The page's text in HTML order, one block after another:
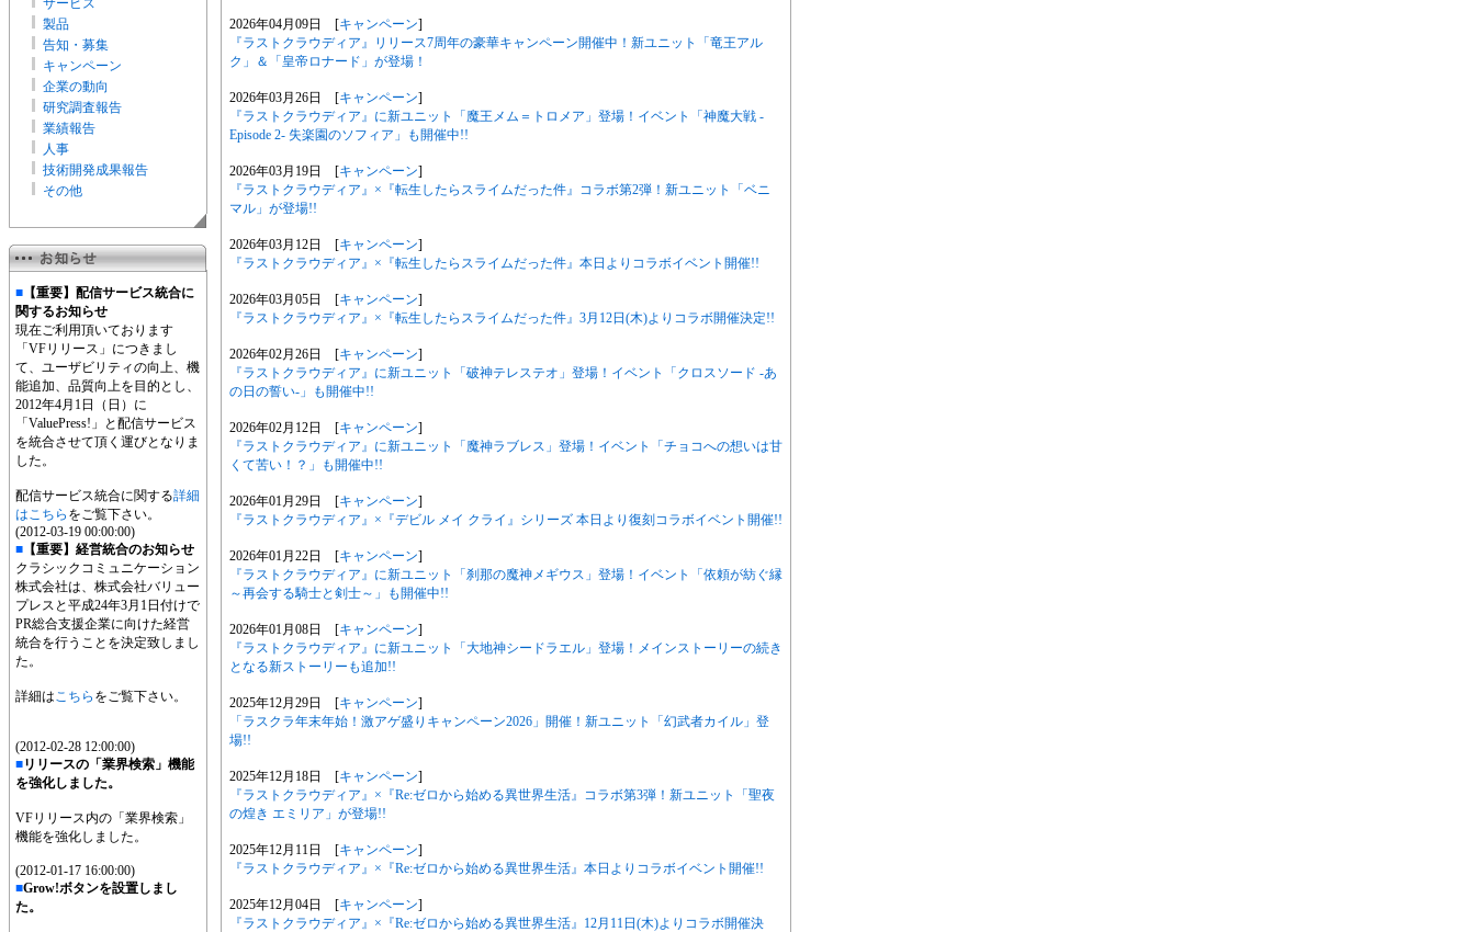
サービス
製品
告知・募集
キャンペーン
企業の動向
研究調査報告
業績報告
人事
技術開発成果報告
その他
■ 【重要】配信サービス統合に
関するお知らせ
現在ご利用頂いております
「VFリリース」につきまし
て、ユーザビリティの向上、機
能追加、品質向上を目的とし、
2012年4月1日（日）に
「ValuePress!」と配信サービス
を統合させて頂く運びとなりま
した。
配信サービス統合に関する詳細
はこちら をご覧下さい。
(2012-03-19 00:00:00)
■ 【重要】経営統合のお知らせ
クラシックコミュニケーション
株式会社は、株式会社バリュー
プレスと平成24年3月1日付けで
PR総合支援企業に向けた経営
統合を行うことを決定致しまし
た。
詳細はこちら をご覧下さい。
(2012-02-28 12:00:00)
■リリースの「業界検索」機能
を強化しました。
VFリリース内の「業界検索」
機能を強化しました。
(2012-01-17 16:00:00)
■Grow!ボタンを設置しまし
た。
2026年04月09日 [キャンペーン]
『ラストクラウディア』リリース7周年の豪華キャンペーン開催中！新ユニット「竜王アル
ク」＆「皇帝ロナード」が登場！
2026年03月26日 [キャンペーン]
『ラストクラウディア』に新ユニット「魔王メム＝トロメア」登場！イベント「神魔大戦 -
Episode 2- 失楽園のソフィア」も開催中!!
2026年03月19日 [キャンペーン]
『ラストクラウディア』×『転生したらスライムだった件』コラボ第2弾！新ユニット「ベニ
マル」が登場!!
2026年03月12日 [キャンペーン]
『ラストクラウディア』×『転生したらスライムだった件』本日よりコラボイベント開催!!
2026年03月05日 [キャンペーン]
『ラストクラウディア』×『転生したらスライムだった件』3月12日(木)よりコラボ開催決定!!
2026年02月26日 [キャンペーン]
『ラストクラウディア』に新ユニット「破神テレステオ」登場！イベント「クロスソード -あ
の日の誓い-」も開催中!!
2026年02月12日 [キャンペーン]
『ラストクラウディア』に新ユニット「魔神ラブレス」登場！イベント「チョコへの想いは甘
くて苦い！？」も開催中!!
2026年01月29日 [キャンペーン]
『ラストクラウディア』×『デビル メイ クライ』シリーズ 本日より復刻コラボイベント開催!!
2026年01月22日 [キャンペーン]
『ラストクラウディア』に新ユニット「刹那の魔神メギウス」登場！イベント「依頼が紡ぐ縁
～再会する騎士と剣士～」も開催中!!
2026年01月08日 [キャンペーン]
『ラストクラウディア』に新ユニット「大地神シードラエル」登場！メインストーリーの続き
となる新ストーリーも追加!!
2025年12月29日 [キャンペーン]
「ラスクラ年末年始！激アゲ盛りキャンペーン2026」開催！新ユニット「幻武者カイル」登
場!!
2025年12月18日 [キャンペーン]
『ラストクラウディア』×『Re:ゼロから始める異世界生活』コラボ第3弾！新ユニット「聖夜
の煌き エミリア」が登場!!
2025年12月11日 [キャンペーン]
『ラストクラウディア』×『Re:ゼロから始める異世界生活』本日よりコラボイベント開催!!
2025年12月04日 [キャンペーン]
『ラストクラウディア』×『Re:ゼロから始める異世界生活』12月11日(木)よりコラボ開催決